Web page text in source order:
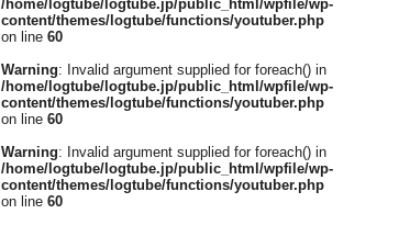
/home/logtube/logtube.jp/public_html/wpfile/wp-
content/themes/logtube/functions/youtuber.php
on line 60
Warning: Invalid argument supplied for foreach() in
/home/logtube/logtube.jp/public_html/wpfile/wp-
content/themes/logtube/functions/youtuber.php
on line 60
Warning: Invalid argument supplied for foreach() in
/home/logtube/logtube.jp/public_html/wpfile/wp-
content/themes/logtube/functions/youtuber.php
on line 60